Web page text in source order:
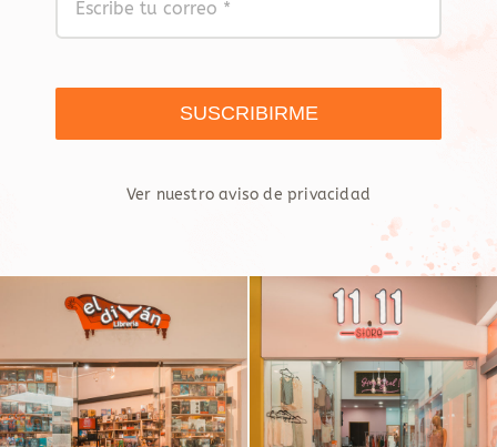
SUSCRIBIRME
Ver nuestro aviso de privacidad
EL DIVÁN 11.11 STORE